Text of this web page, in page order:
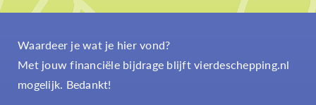
Waardeer je wat je hier vond?
Met jouw financiële bijdrage blijft vierdeschepping.nl
mogelijk. Bedankt!